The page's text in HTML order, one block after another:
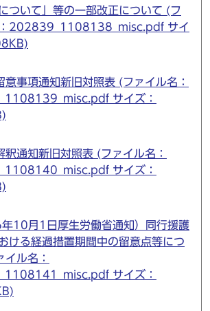
ついて」等の一部改正について (フ
：202839_1108138_misc.pdf サイ
事項通知新旧対照表 (ファイル名：
サイズ：
通知新旧対照表 (ファイル名：
サイズ：
年10月1日厚生労働省通知）同行援護
ける経過措置期間中の留意点等につ
イル名：
サイズ：